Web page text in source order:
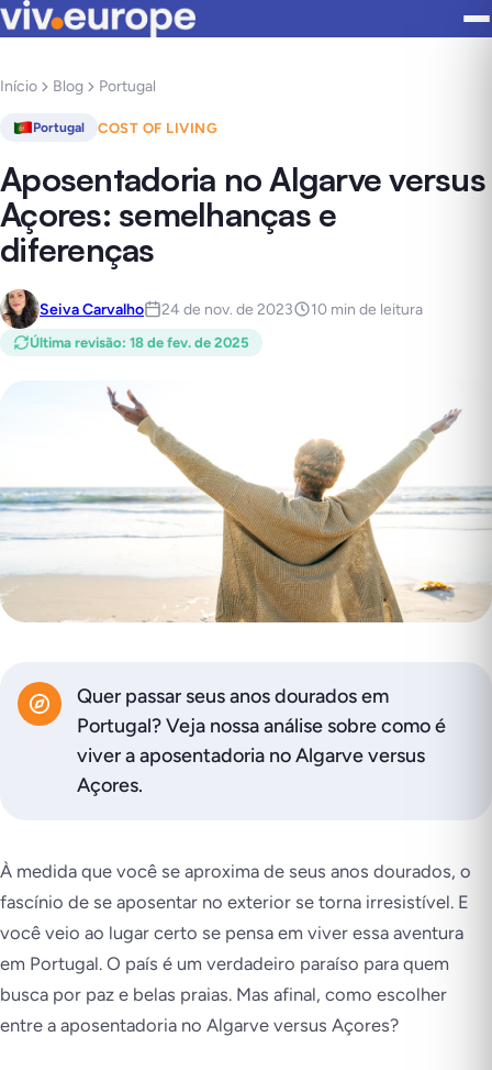
Início Blog Portugal
Portugal COST OF LIVING
Aposentadoria no Algarve versus
Açores: semelhanças e
diferenças
Seiva Carvalho 24 de nov. de 2023 10 min de leitura
Última revisão: 18 de fev. de 2025
Quer passar seus anos dourados em
Portugal? Veja nossa análise sobre como é
viver a aposentadoria no Algarve versus
Açores.
À medida que você se aproxima de seus anos dourados, o
fascínio de se aposentar no exterior se torna irresistível. E
você veio ao lugar certo se pensa em viver essa aventura
em Portugal. O país é um verdadeiro paraíso para quem
busca por paz e belas praias. Mas afinal, como escolher
entre a aposentadoria no Algarve versus Açores?